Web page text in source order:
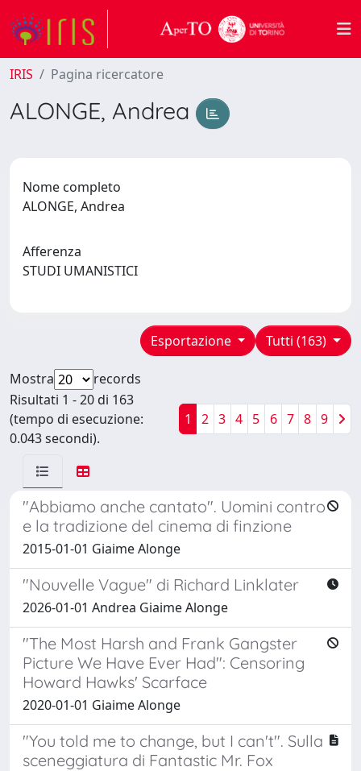
IRIS Pagina ricercatore
ALONGE, Andrea
Nome completo
ALONGE, Andrea
Afferenza
STUDI UMANISTICI
Tutti (163)
Esportazione
Mostra
records
Risultati 1 - 20 di 163
(tempo di esecuzione:
0.043 secondi).
1 2 3 4 5 6 7 8 9
"Abbiamo anche cantato". Uomini contro
e la tradizione del cinema di finzione
2015-01-01 Giaime Alonge
"Nouvelle Vague" di Richard Linklater
2026-01-01 Andrea Giaime Alonge
"The Most Harsh and Frank Gangster
Picture We Have Ever Had": Censoring
Howard Hawks' Scarface
2020-01-01 Giaime Alonge
"You told me to change, but I can't". Sulla
sceneggiatura di Fantastic Mr. Fox